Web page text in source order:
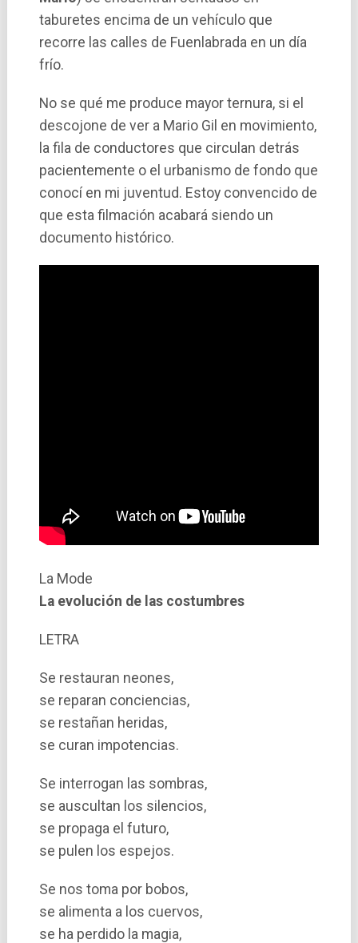
taburetes encima de un vehí­culo que
recorre las calles de Fuenlabrada en un día
frío.
No se qué me produce mayor ternura, si el
descojone de ver a Mario Gil en movimiento,
la fila de conductores que circulan detrás
pacientemente o el urbanismo de fondo que
conocí en mi juventud. Estoy convencido de
que esta filmación acabará siendo un
documento histórico.
La Mode
La evolución de las costumbres
LETRA
Se restauran neones,
se reparan conciencias,
se restañan heridas,
se curan impotencias.
Se interrogan las sombras,
se auscultan los silencios,
se propaga el futuro,
se pulen los espejos.
Se nos toma por bobos,
se alimenta a los cuervos,
se ha perdido la magia,